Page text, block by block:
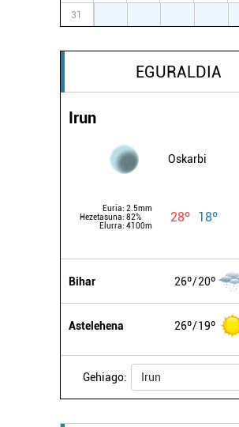
31
EGURALDIA
Irun
Oskarbi
Euria: 2.5mm
Hezetasuna: 82%
Elurra: 4100m
28º 18º
Bihar 26º 20º
Astelehena 26º 19º
Gehiago: Irun